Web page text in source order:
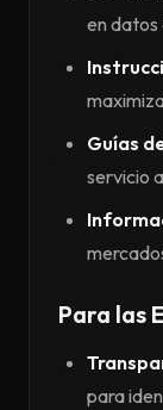
en datos
Guías
servicio
Para las
para